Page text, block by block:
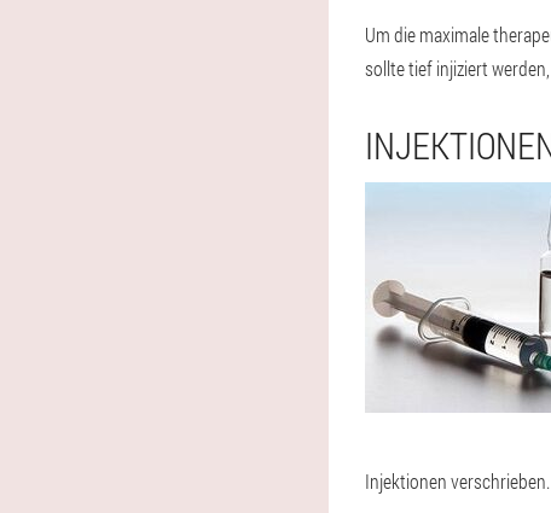
Um die maximale
sollte tief injiziert
Injektionen verschrieben.